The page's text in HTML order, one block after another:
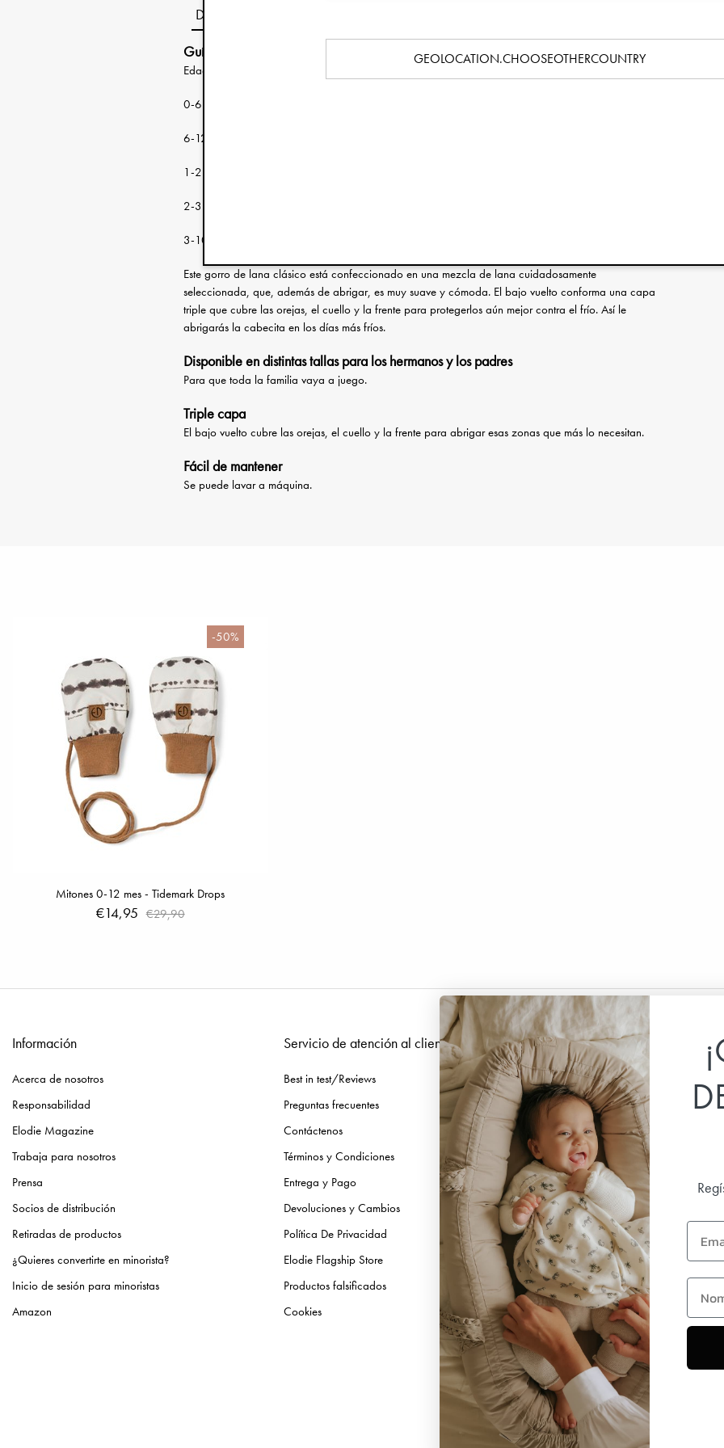
Descripción
Guía de tallas:
Edad: Circunferencia de la cabeza:
0-6 meses 38-46 cm
6-12 meses 46-48 cm
1-2 años 48-50 cm
2-3 años 50-53 cm
3-100 años 53-56 cm
Este gorro de lana clásico está confeccionado en una mezcla de lana cuidadosamente
seleccionada, que, además de abrigar, es muy suave y cómoda. El bajo vuelto conforma una capa
triple que cubre las orejas, el cuello y la frente para protegerlos aún mejor contra el frío. Así le
abrigarás la cabecita en los días más fríos.
Disponible en distintas tallas para los hermanos y los padres
Para que toda la familia vaya a juego.
Triple capa
El bajo vuelto cubre las orejas, el cuello y la frente para abrigar esas zonas que más lo necesitan.
Fácil de mantener
Se puede lavar a máquina.
-50%
Mitones 0-12 mes - Tidemark Drops
€14,95 €29,90
Información
Acerca de nosotros
Responsabilidad
Elodie Magazine
Trabaja para nosotros
Prensa
Socios de distribución
Retiradas de productos
¿Quieres convertirte en minorista?
Inicio de sesión para minoristas
Amazon
Servicio de atención al cliente
Best in test/Reviews
Preguntas frecuentes
Contáctenos
Términos y Condiciones
Entrega y Pago
Devoluciones y Cambios
Política De Privacidad
Elodie Flagship Store
Productos falsificados
Cookies
Síguenos
Facebook
Instagram
TikTok
Pinterest
Youtube
Linkedin
Copyright © 2026 Elodie Details
GEOLOCATION.CHOOSEOTHERCOUNTRY
Email
first